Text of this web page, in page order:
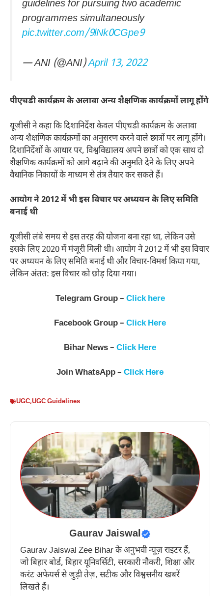
guidelines for pursuing two academic
programmes simultaneously
pic.twitter.com/9lNk0CGpe9
— ANI (@ANI)April 13, 2022
पीएचडी कार्यक्रम के अलावा अन्य शैक्षणिक कार्यक्रमों लागू होंगे
यूजीसी ने कहा कि दिशानिर्देश केवल पीएचडी कार्यक्रम के अलावा
अन्य शैक्षणिक कार्यक्रमों का अनुसरण करने वाले छात्रों पर लागू होंगे।
दिशानिर्देशों के आधार पर, विश्वविद्यालय अपने छात्रों को एक साथ दो
शैक्षणिक कार्यक्रमों को आगे बढ़ाने की अनुमति देने के लिए अपने
वैधानिक निकायों के माध्यम से तंत्र तैयार कर सकते हैं।
आयोग ने 2012 में भी इस विचार पर अध्ययन के लिए समिति
बनाई थी
यूजीसी लंबे समय से इस तरह की योजना बना रहा था, लेकिन उसे
इसके लिए 2020 में मंजूरी मिली थी। आयोग ने 2012 में भी इस विचार
पर अध्ययन के लिए समिति बनाई थी और विचार-विमर्श किया गया,
लेकिन अंतत: इस विचार को छोड़ दिया गया।
Telegram Group – Click here
Facebook Group – Click Here
Bihar News – Click Here
Join WhatsApp – Click Here
UGC,UGC Guidelines
Gaurav Jaiswal
Gaurav Jaiswal Zee Bihar के अनुभवी न्यूज़ राइटर हैं,
जो बिहार बोर्ड, बिहार यूनिवर्सिटी, सरकारी नौकरी, शिक्षा और
करंट अफेयर्स से जुड़ी तेज़, सटीक और विश्वसनीय खबरें
लिखते हैं।